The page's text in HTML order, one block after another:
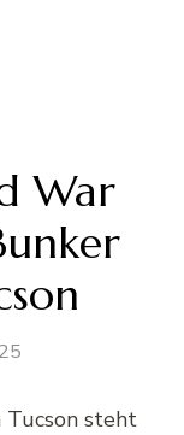
War
steht